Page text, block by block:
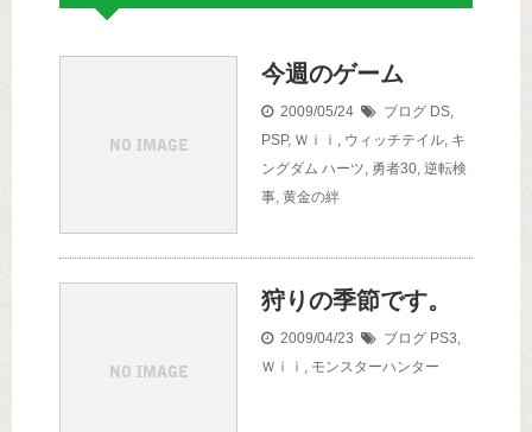
今週のゲーム
2009/05/24 ブログ DS,
PSP, Ｗｉｉ , ウィッチテイル, キ
ングダム ハーツ, 勇者30, 逆転検
事, 黄金の絆
狩りの季節です。
2009/04/23 ブログ PS3,
Ｗｉｉ , モンスターハンター